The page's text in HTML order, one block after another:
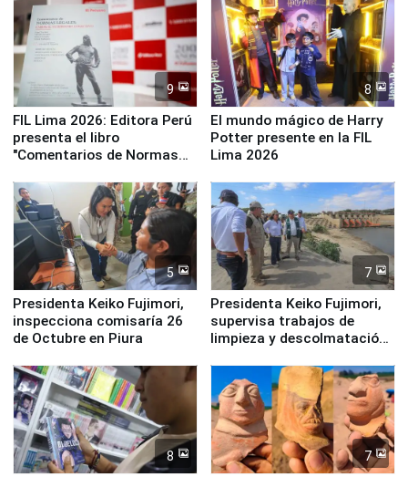
Panamericanos Lima 2027
la UGEL 2
9
FIL Lima 2026: Editora Perú
presenta el libro
"Comentarios de Normas
Derecho Colectivo"
8
El mundo mágico de Harry
Potter presente en la FIL
Lima 2026
5
Presidenta Keiko Fujimori,
inspecciona comisaría 26
de Octubre en Piura
7
Presidenta Keiko Fujimori,
supervisa trabajos de
limpieza y descolmatación
8 7